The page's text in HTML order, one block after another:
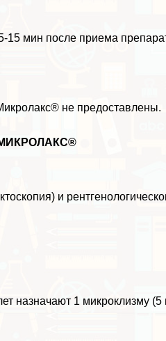
15 мин после приема
не предоставлены.
МИКРОЛАКС®
и
назначают 1 микроклизму